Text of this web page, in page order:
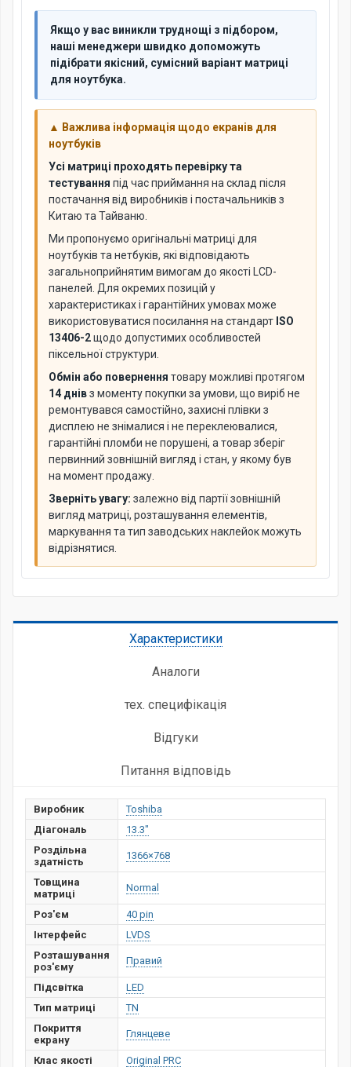
Якщо у вас виникли труднощі з підбором,
наші менеджери швидко допоможуть
підібрати якісний, сумісний варіант матриці
для ноутбука.
▲ Важлива інформація щодо екранів для
ноутбуків
Усі матриці проходять перевірку та
тестування під час приймання на склад після
постачання від виробників і постачальників з
Китаю та Тайваню.
Ми пропонуємо оригінальні матриці для
ноутбуків та нетбуків, які відповідають
загальноприйнятим вимогам до якості LCD-
панелей. Для окремих позицій у
характеристиках і гарантійних умовах може
використовуватися посилання на стандарт ISO
13406-2щодо допустимих особливостей
піксельної структури.
Обмін або повернення товару можливі протягом
14 днівз моменту покупки за умови, що виріб не
ремонтувався самостійно, захисні плівки з
дисплею не знімалися і не переклеювалися,
гарантійні пломби не порушені, а товар зберіг
первинний зовнішній вигляд і стан, у якому був
на момент продажу.
Зверніть увагу: залежно від партії зовнішній
вигляд матриці, розташування елементів,
маркування та тип заводських наклейок можуть
відрізнятися.
Характеристики
Аналоги
тех. специфікація
Відгуки
Питання відповідь
Виробник
Toshiba
Діагональ
13.3"
Роздільна
здатність
1366×768
Товщина
матриці
Normal
Роз'єм
40 pin
Інтерфейс
LVDS
Розташування
роз'єму
Правий
Підсвітка
LED
Тип матриці
TN
Покриття
екрану
Глянцеве
Клас якості
Original PRC